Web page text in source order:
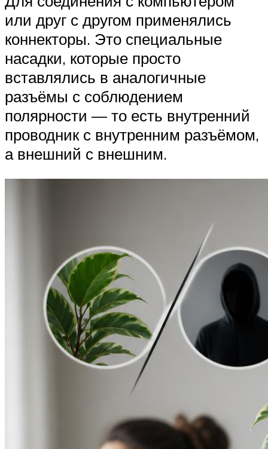
или друг с другом применялись
коннекторы. Это специальные
насадки, которые просто
вставлялись в аналогичные
разъёмы с соблюдением
полярности — то есть внутренний
проводник с внутренним разъёмом,
а внешний с внешним.